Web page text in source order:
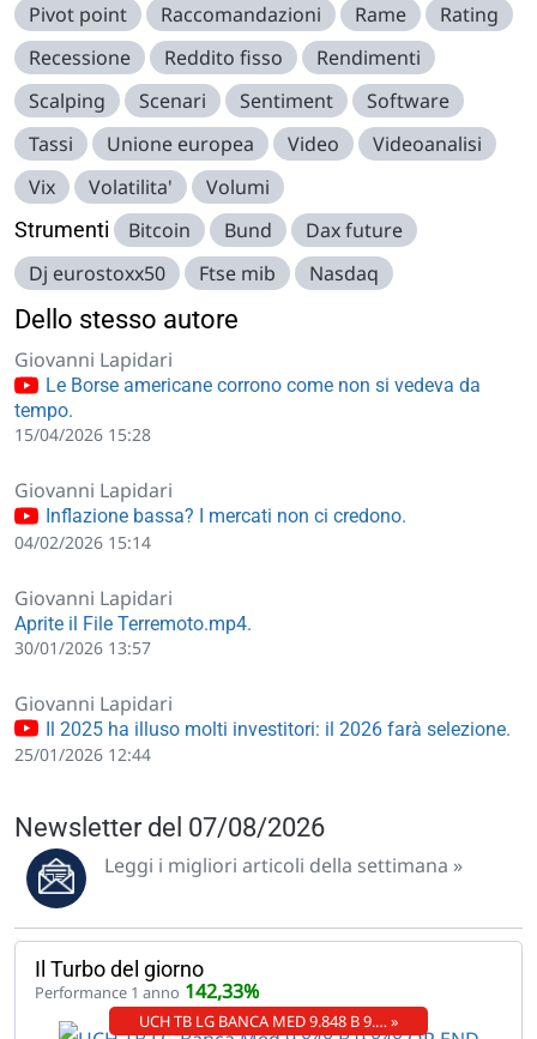
Pivot point
Raccomandazioni Rame
Rating
Recessione
Reddito fisso
Rendimenti
Scalping
Scenari Sentiment
Software
Tassi
Unione europea Video
Videoanalisi
Vix
Volatilita' Volumi
Strumenti Bitcoin Bund
Dax future
Dj eurostoxx50
Ftse mib Nasdaq
Dello stesso autore
Giovanni Lapidari
Le Borse americane corrono come non si vedeva da
tempo.
15/04/2026 15:28
Giovanni Lapidari
Inflazione bassa? I mercati non ci credono.
04/02/2026 15:14
Giovanni Lapidari
Aprite il File Terremoto.mp4.
30/01/2026 13:57
Giovanni Lapidari
Il 2025 ha illuso molti investitori: il 2026 farà selezione.
25/01/2026 12:44
Newsletter del 07/08/2026
Leggi i migliori articoli della settimana »
Il Turbo del giorno
Performance 1 anno 142,33%
UCH TB LG BANCA MED 9.848 B 9.… »